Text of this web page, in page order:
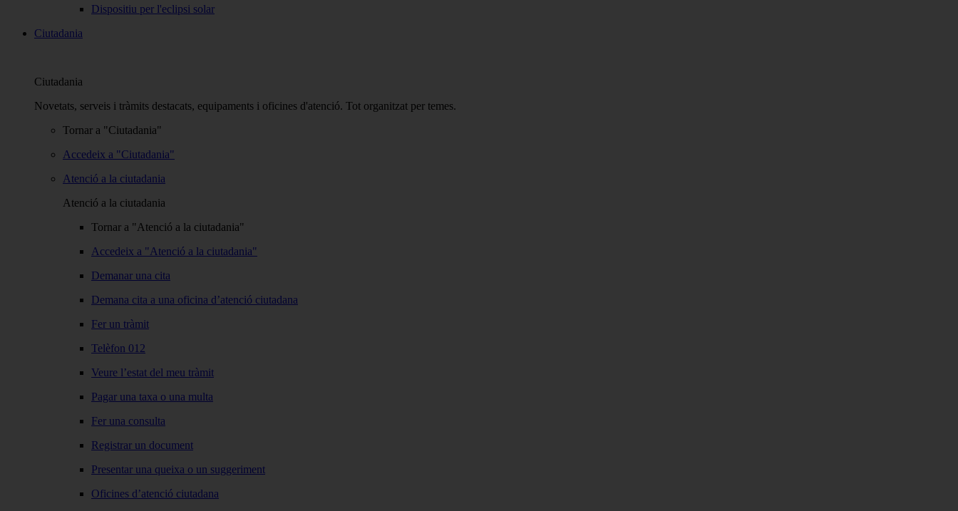
Dispositiu per l'eclipsi solar
Ciutadania
Ciutadania
Novetats, serveis i tràmits destacats, equipaments i oficines d'atenció. Tot organitzat per temes.
Tornar a "Ciutadania"
Accedeix a "Ciutadania"
Atenció a la ciutadania
Atenció a la ciutadania
Tornar a "Atenció a la ciutadania"
Accedeix a "Atenció a la ciutadania"
Demanar una cita
Demana cita a una oficina d’atenció ciutadana
Fer un tràmit
Telèfon 012
Veure l’estat del meu tràmit
Pagar una taxa o una multa
Fer una consulta
Registrar un document
Presentar una queixa o un suggeriment
Oficines d’atenció ciutadana